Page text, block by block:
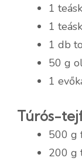
1
1
1 db
50 g
1
Túrós-
500 g
200 g